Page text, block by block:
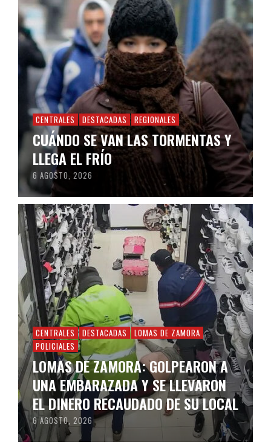
CENTRALES DESTACADAS REGIONALES
CUÁNDO SE VAN LAS TORMENTAS Y
LLEGA EL FRÍO
6 AGOSTO, 2026
CENTRALES DESTACADAS
LOMAS DE ZAMORA
POLICIALES
LOMAS DE ZAMORA: GOLPEARON A
UNA EMBARAZADA Y SE LLEVARON
EL DINERO RECAUDADO DE SU LOCAL
6 AGOSTO, 2026